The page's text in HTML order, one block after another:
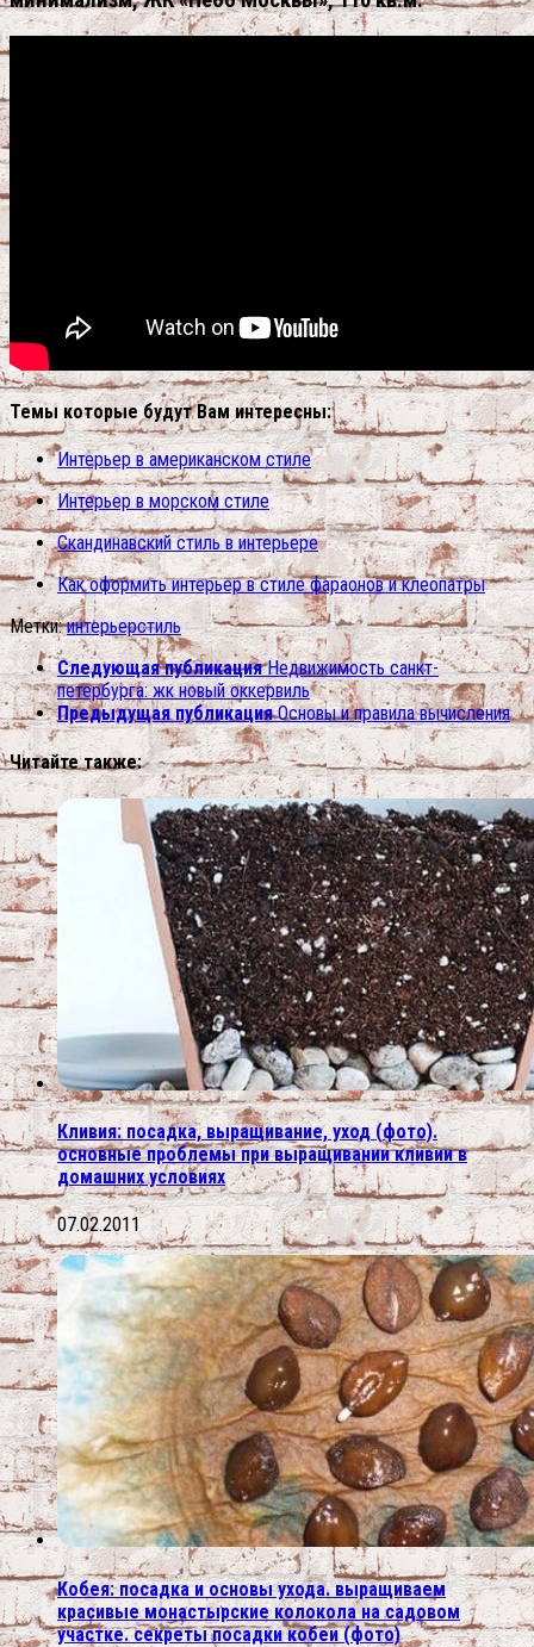
Темы которые будут Вам интересны:
Интерьер в американском стиле
Интерьер в морском стиле
Скандинавский стиль в интерьере
Как оформить интерьер в стиле фараонов и клеопатры
Метки: интерьерстиль
Следующая публикация Недвижимость санкт-
петербурга: жк новый оккервиль
Предыдущая публикация Основы и правила вычисления
Читайте также:
Кливия: посадка, выращивание, уход (фото).
основные проблемы при выращивании кливии в
домашних условиях
07.02.2011
Кобея: посадка и основы ухода. выращиваем
красивые монастырские колокола на садовом
участке. секреты посадки кобеи (фото)